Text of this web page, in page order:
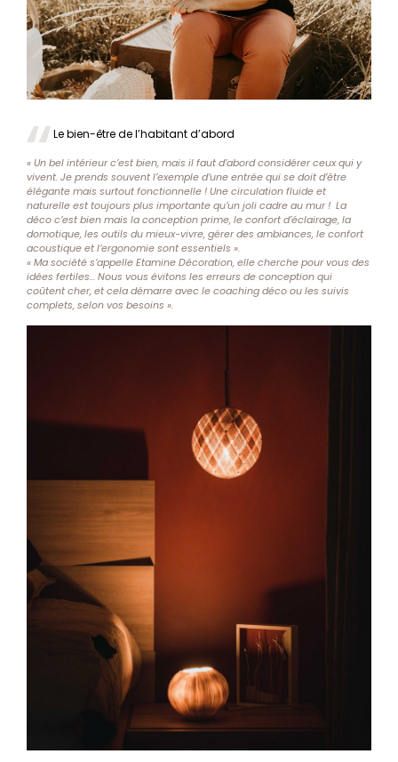
Le bien-être de l’habitant d’abord
« Un bel intérieur c’est bien, mais il faut d’abord considérer ceux qui y
vivent. Je prends souvent l’exemple d’une entrée qui se doit d’être
élégante mais surtout fonctionnelle ! Une circulation fluide et
naturelle est toujours plus importante qu’un joli cadre au mur ! La
déco c’est bien mais la conception prime, le confort d’éclairage, la
domotique, les outils du mieux-vivre, gérer des ambiances, le confort
acoustique et l’ergonomie sont essentiels ».
« Ma société s’appelle Etamine Décoration, elle cherche pour vous des
idées fertiles… Nous vous évitons les erreurs de conception qui
coûtent cher, et cela démarre avec le coaching déco ou les suivis
complets, selon vos besoins ».